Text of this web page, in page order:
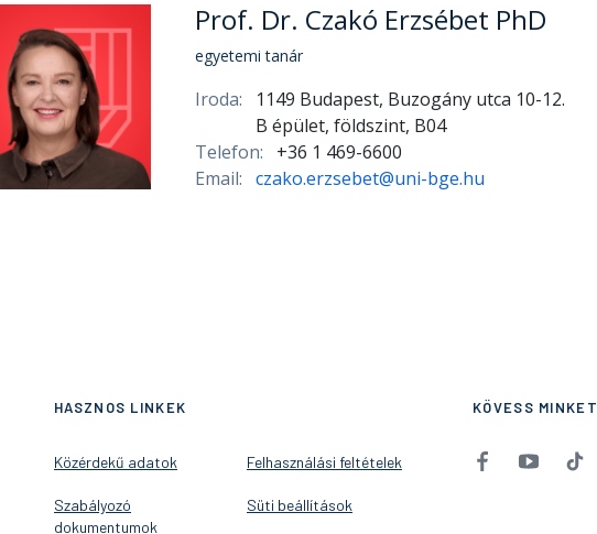
Prof. Dr. Czakó Erzsébet PhD
egyetemi tanár
Iroda:
1149 Budapest, Buzogány utca 10-12.
B épület, földszint, B04
Telefon:
+36 1 469-6600
Email: czako.erzsebet@uni-bge.hu
HASZNOS LINKEK
Közérdekű adatok
Szabályozó
dokumentumok
Felhasználási feltételek
Süti beállítások
KÖVESS MINKET